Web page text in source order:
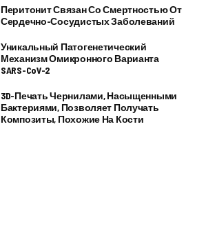
Перитонит Связан Со Смертностью От
Сердечно-Сосудистых Заболеваний
Уникальный Патогенетический
Механизм Омикронного Варианта
SARS-CoV-2
3D-Печать Чернилами, Насыщенными
Бактериями, Позволяет Получать
Композиты, Похожие На Кости